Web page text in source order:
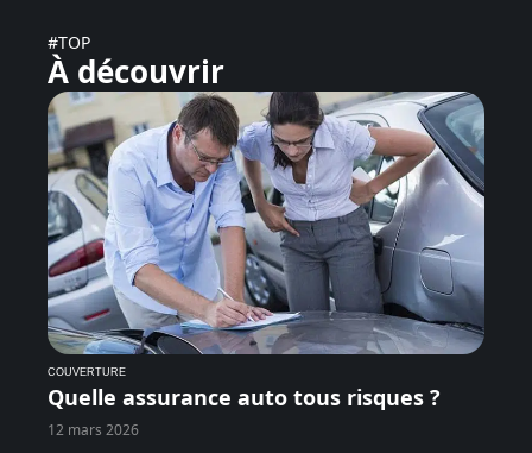
#TOP
À découvrir
COUVERTURE
Quelle assurance auto tous risques ?
12 mars 2026